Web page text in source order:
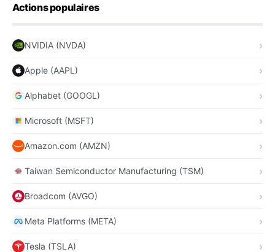
Actions populaires
NVIDIA (NVDA)
Apple (AAPL)
Alphabet (GOOGL)
Microsoft (MSFT)
Amazon.com (AMZN)
Taiwan Semiconductor Manufacturing (TSM)
Broadcom (AVGO)
Meta Platforms (META)
Tesla (TSLA)